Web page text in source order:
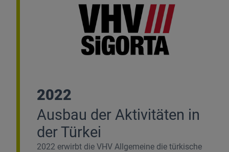
2022
Ausbau der Aktivitäten in
der Türkei
2022 erwirbt die VHV Allgemeine die türkische